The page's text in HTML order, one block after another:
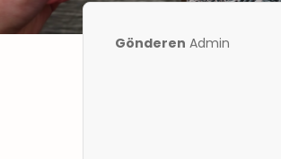
Gönderen Admin